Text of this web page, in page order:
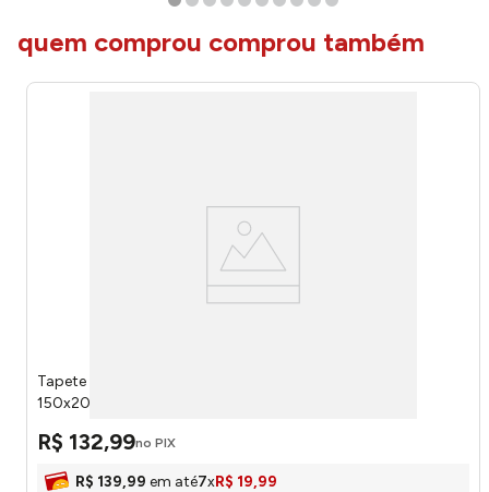
quem comprou comprou também
Tapete Sala Desenhado Casale Rústico Cor 20 Azul
150x200cm J05425100102 - Jc Serrano
R$ 132,99no PIX
R$ 139,99 em até7xR$ 19,99